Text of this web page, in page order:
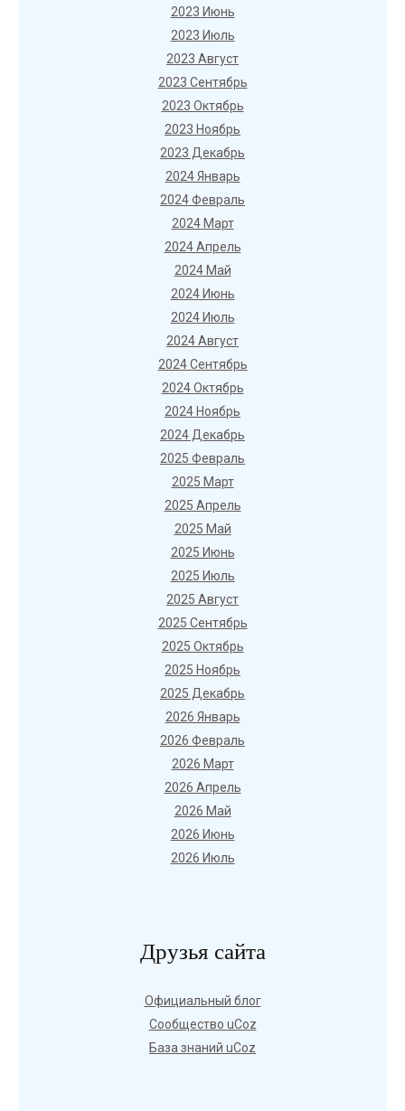
2023 Июнь
2023 Июль
2023 Август
2023 Сентябрь
2023 Октябрь
2023 Ноябрь
2023 Декабрь
2024 Январь
2024 Февраль
2024 Март
2024 Апрель
2024 Май
2024 Июнь
2024 Июль
2024 Август
2024 Сентябрь
2024 Октябрь
2024 Ноябрь
2024 Декабрь
2025 Февраль
2025 Март
2025 Апрель
2025 Май
2025 Июнь
2025 Июль
2025 Август
2025 Сентябрь
2025 Октябрь
2025 Ноябрь
2025 Декабрь
2026 Январь
2026 Февраль
2026 Март
2026 Апрель
2026 Май
2026 Июнь
2026 Июль
Друзья сайта
Официальный блог
Сообщество uCoz
База знаний uCoz